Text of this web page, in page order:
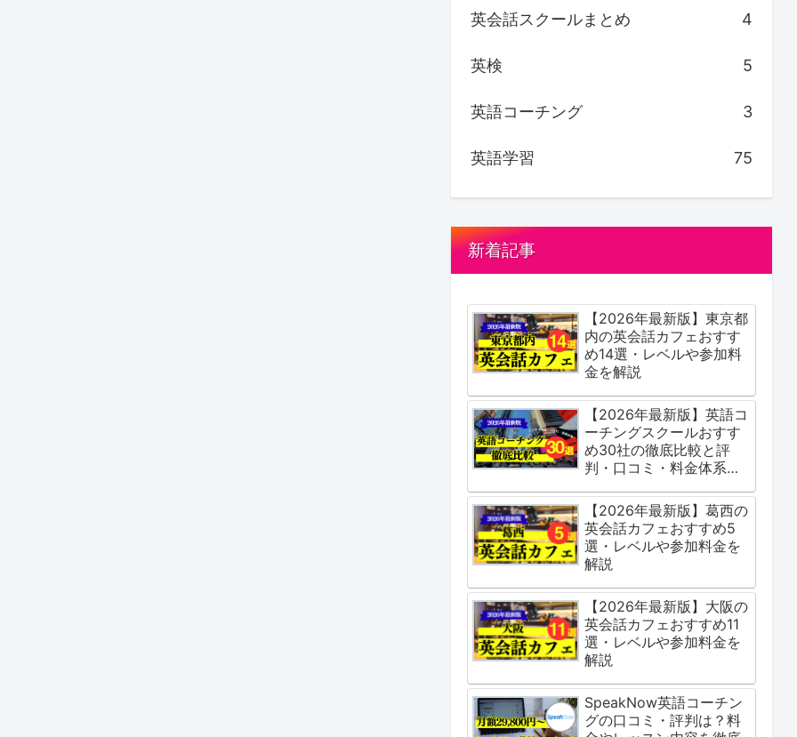
英会話スクールまとめ 4
英検 5
英語コーチング 3
英語学習 75
新着記事
【2026年最新版】東京都
内の英会話カフェおすす
め14選・レベルや参加料
金を解説
【2026年最新版】英語コ
ーチングスクールおすす
め30社の徹底比較と評
判・口コミ・料金体系を
【2026年最新版】葛西の
英会話カフェおすすめ5
選・レベルや参加料金を
解説
【2026年最新版】大阪の
英会話カフェおすすめ11
選・レベルや参加料金を
解説
SpeakNow英語コーチン
グの口コミ・評判は？料